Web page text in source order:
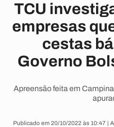
TCU
empresas
cestas
Governo
Apreensão feita em
Publicado em 20/10/2022 às 10:47 |